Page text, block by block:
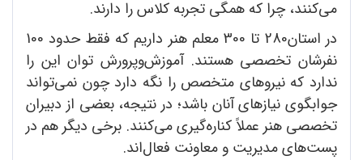
می‌کنند، چرا که همگی تجربه کلاس را دارند.
در استان280 تا 300 معلم هنر داریم که فقط حدود 100
نفرشان تخصصی هستند. آموزش‌وپرورش توان این را
ندارد که نیرو‌های متخصص را نگه دارد چون نمی‌تواند
جوابگوی نیاز‌های آنان باشد؛ در نتیجه، بعضی از دبیران
تخصصی هنر عملاً کناره‌گیری می‌کنند. برخی دیگر هم در
پست‌های مدیریت و معاونت فعال‌اند.